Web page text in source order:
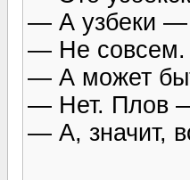
— А узбеки —
— Не совсем.
— А может
— Нет. Плов —
— А, значит,